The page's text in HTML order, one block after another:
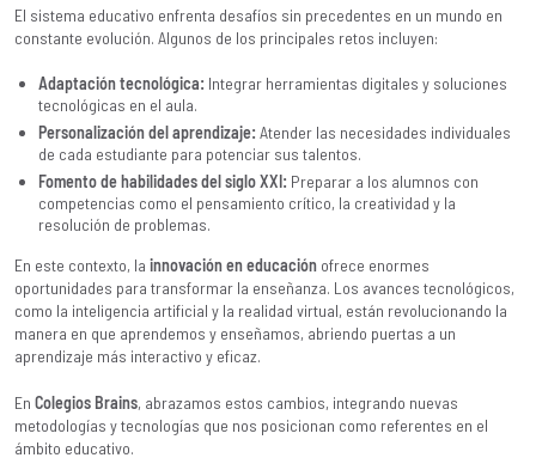
El sistema educativo enfrenta desafíos sin precedentes en un mundo en
constante evolución. Algunos de los principales retos incluyen:
Adaptación tecnológica: Integrar herramientas digitales y soluciones
tecnológicas en el aula.
Personalización del aprendizaje: Atender las necesidades individuales
de cada estudiante para potenciar sus talentos.
Fomento de habilidades del siglo XXI: Preparar a los alumnos con
competencias como el pensamiento crítico, la creatividad y la
resolución de problemas.
En este contexto, la innovación en educación ofrece enormes
oportunidades para transformar la enseñanza. Los avances tecnológicos,
como la inteligencia artificial y la realidad virtual, están revolucionando la
manera en que aprendemos y enseñamos, abriendo puertas a un
aprendizaje más interactivo y eficaz.
En Colegios Brains, abrazamos estos cambios, integrando nuevas
metodologías y tecnologías que nos posicionan como referentes en el
ámbito educativo.